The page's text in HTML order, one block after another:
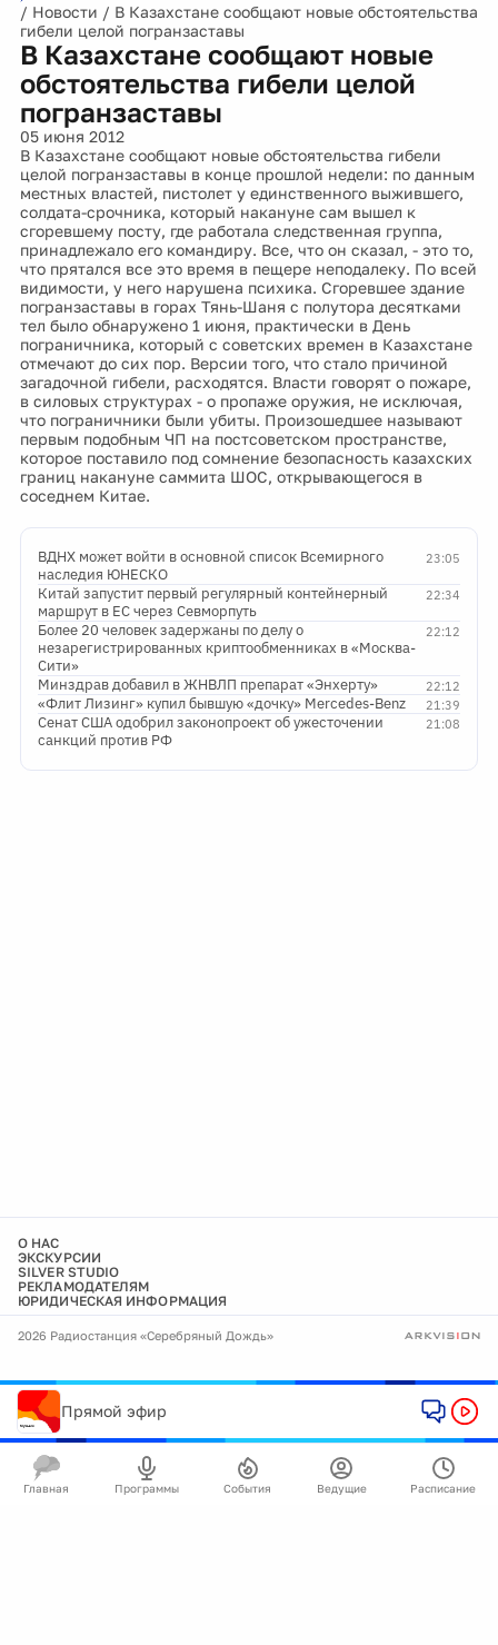
/ Новости / В Казахстане сообщают новые обстоятельства
гибели целой погранзаставы
В Казахстане сообщают новые
обстоятельства гибели целой
погранзаставы
05 июня 2012
В Казахстане сообщают новые обстоятельства гибели
целой погранзаставы в конце прошлой недели: по данным
местных властей, пистолет у единственного выжившего,
солдата-срочника, который накануне сам вышел к
сгоревшему посту, где работала следственная группа,
принадлежало его командиру. Все, что он сказал, - это то,
что прятался все это время в пещере неподалеку. По всей
видимости, у него нарушена психика. Сгоревшее здание
погранзаставы в горах Тянь-Шаня с полутора десятками
тел было обнаружено 1 июня, практически в День
пограничника, который с советских времен в Казахстане
отмечают до сих пор. Версии того, что стало причиной
загадочной гибели, расходятся. Власти говорят о пожаре,
в силовых структурах - о пропаже оружия, не исключая,
что пограничники были убиты. Произошедшее называют
первым подобным ЧП на постсоветском пространстве,
которое поставило под сомнение безопасность казахских
границ накануне саммита ШОС, открывающегося в
соседнем Китае.
23:05
ВДНХ может войти в основной список Всемирного
наследия ЮНЕСКО
22:34
Китай запустит первый регулярный контейнерный
маршрут в ЕС через Севморпуть
22:12
Более 20 человек задержаны по делу о
незарегистрированных криптообменниках в «Москва-
Сити»
22:12
Минздрав добавил в ЖНВЛП препарат «Энхерту»
21:39
«Флит Лизинг» купил бывшую «дочку» Mercedes-Benz
21:08
Сенат США одобрил законопроект об ужесточении
санкций против РФ
О НАС
ЭКСКУРСИИ
SILVER STUDIO
РЕКЛАМОДАТЕЛЯМ
ЮРИДИЧЕСКАЯ ИНФОРМАЦИЯ
2026 Радиостанция «Серебряный Дождь»
Прямой эфир
Главная Программы События Ведущие Расписание